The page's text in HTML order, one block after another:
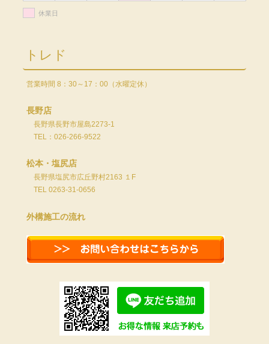
休業日
トレド
営業時間 8：30～17：00（水曜定休）
長野店
長野県長野市屋島2273-1
TEL：026-266-9522
松本・塩尻店
長野県塩尻市広丘野村2163 １F
TEL 0263-31-0656
外構施工の流れ